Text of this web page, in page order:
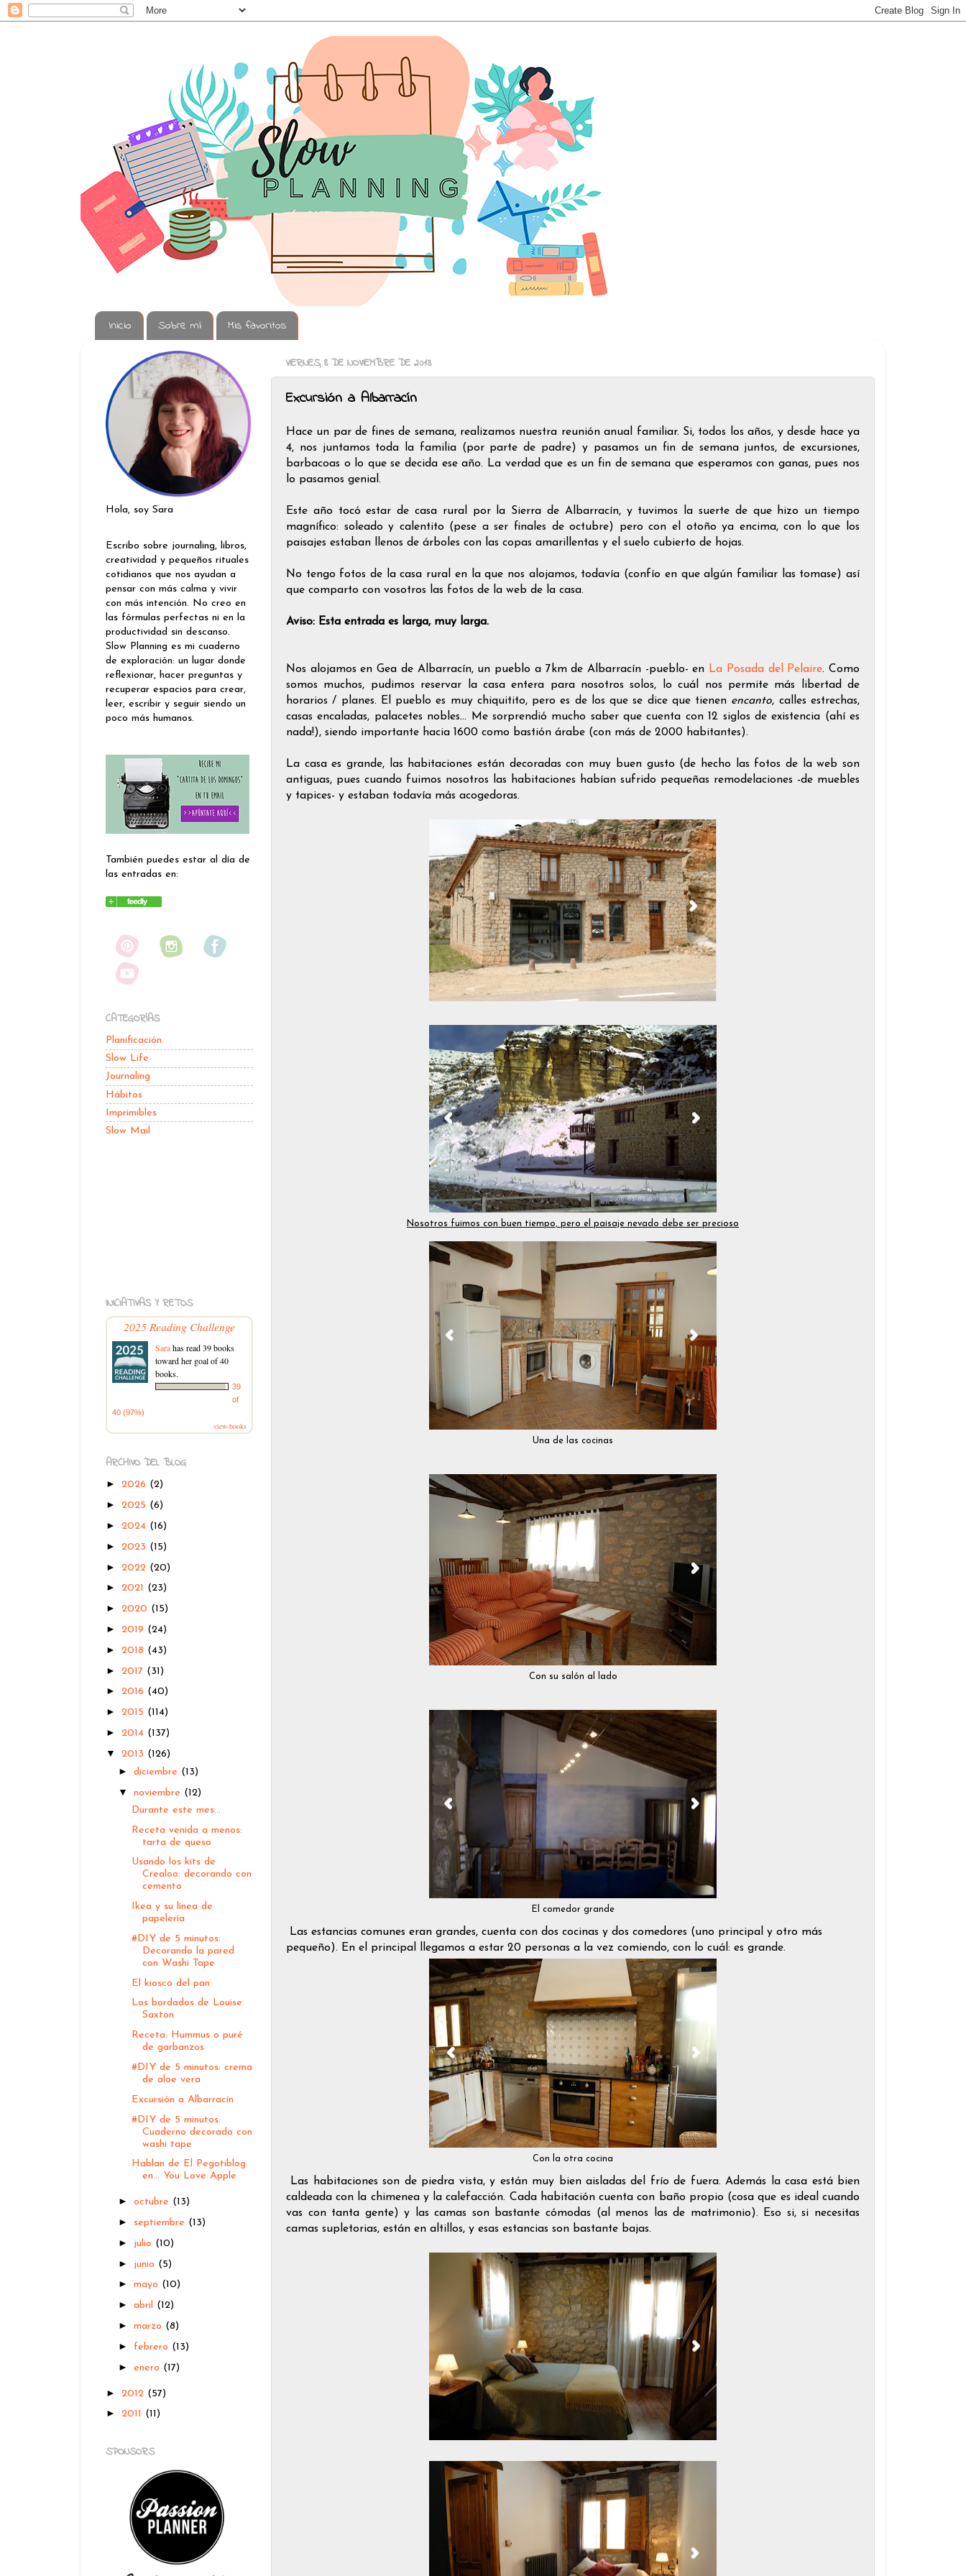
Inicio Sobre mí Mis favoritos
VIERNES, 8 DE NOVIEMBRE DE 2013
Excursión a Albarracín
Hace un par de fines de semana, realizamos nuestra reunión anual familiar. Si, todos los años, y desde hace ya
4, nos juntamos toda la familia (por parte de padre) y pasamos un fin de semana juntos, de excursiones,
barbacoas o lo que se decida ese año. La verdad que es un fin de semana que esperamos con ganas, pues nos
lo pasamos genial.
Este año tocó estar de casa rural por la Sierra de Albarracín, y tuvimos la suerte de que hizo un tiempo
magnífico: soleado y calentito (pese a ser finales de octubre) pero con el otoño ya encima, con lo que los
paisajes estaban llenos de árboles con las copas amarillentas y el suelo cubierto de hojas.
No tengo fotos de la casa rural en la que nos alojamos, todavía (confío en que algún familiar las tomase) así
que comparto con vosotros las fotos de la web de la casa.
Aviso: Esta entrada es larga, muy larga.
Nos alojamos en Gea de Albarracín, un pueblo a 7km de Albarracín -pueblo- en La Posada del Pelaire. Como
somos muchos, pudimos reservar la casa entera para nosotros solos, lo cuál nos permite más libertad de
horarios / planes. El pueblo es muy chiquitito, pero es de los que se dice que tienen encanto, calles estrechas,
casas encaladas, palacetes nobles... Me sorprendió mucho saber que cuenta con 12 siglos de existencia (ahí es
nada!), siendo importante hacia 1600 como bastión árabe (con más de 2000 habitantes).
La casa es grande, las habitaciones están decoradas con muy buen gusto (de hecho las fotos de la web son
antiguas, pues cuando fuimos nosotros las habitaciones habían sufrido pequeñas remodelaciones -de muebles
y tapices- y estaban todavía más acogedoras.
Nosotros fuimos con buen tiempo, pero el paisaje nevado debe ser precioso
Una de las cocinas
Con su salón al lado
El comedor grande
Las estancias comunes eran grandes, cuenta con dos cocinas y dos comedores (uno principal y otro más
pequeño). En el principal llegamos a estar 20 personas a la vez comiendo, con lo cuál: es grande.
Con la otra cocina
Las habitaciones son de piedra vista, y están muy bien aisladas del frío de fuera. Además la casa está bien
caldeada con la chimenea y la calefacción. Cada habitación cuenta con baño propio (cosa que es ideal cuando
vas con tanta gente) y las camas son bastante cómodas (al menos las de matrimonio). Eso si, si necesitas
camas supletorias, están en altillos, y esas estancias son bastante bajas.
Hola, soy Sara
Escribo sobre journaling, libros,
creatividad y pequeños rituales
cotidianos que nos ayudan a
pensar con más calma y vivir
con más intención. No creo en
las fórmulas perfectas ni en la
productividad sin descanso.
Slow Planning es mi cuaderno
de exploración: un lugar donde
reflexionar, hacer preguntas y
recuperar espacios para crear,
leer, escribir y seguir siendo un
poco más humanos.
También puedes estar al día de
las entradas en:
CATEGORÍAS
Planificación
Slow Life
Journaling
Hábitos
Imprimibles
Slow Mail
INICIATIVAS Y RETOS
2025 Reading Challenge
Sarahas read 39 books
toward her goal of 40
books.
39
of
40 (97%)
view books
ARCHIVO DEL BLOG
► 2026 (2)
► 2025 (6)
► 2024 (16)
► 2023 (15)
► 2022 (20)
► 2021 (23)
► 2020 (15)
► 2019 (24)
► 2018 (43)
► 2017 (31)
► 2016 (40)
► 2015 (114)
► 2014 (137)
▼ 2013 (126)
►diciembre (13)
▼noviembre (12)
Durante este mes...
Receta venida a menos:
tarta de queso
Usando los kits de
Crealoo: decorando con
cemento
Ikea y su línea de
papelería
#DIY de 5 minutos:
Decorando la pared
con Washi Tape
El kiosco del pan
Los bordados de Louise
Saxton
Receta: Hummus o puré
de garbanzos
#DIY de 5 minutos: crema
de aloe vera
Excursión a Albarracín
#DIY de 5 minutos:
Cuaderno decorado con
washi tape
Hablan de El Pegotiblog
en... You Love Apple
►octubre (13)
► septiembre (13)
► julio (10)
► junio (5)
►mayo (10)
►abril (12)
►marzo (8)
► febrero (13)
►enero (17)
► 2012 (57)
► 2011 (11)
SPONSORS